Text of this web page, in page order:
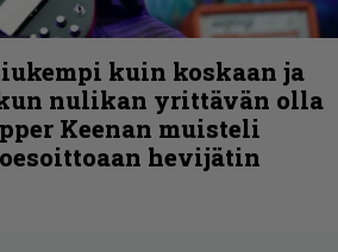
kuin koskaan ja
nulikan yrittävän olla
Keenan muisteli
hevijätin